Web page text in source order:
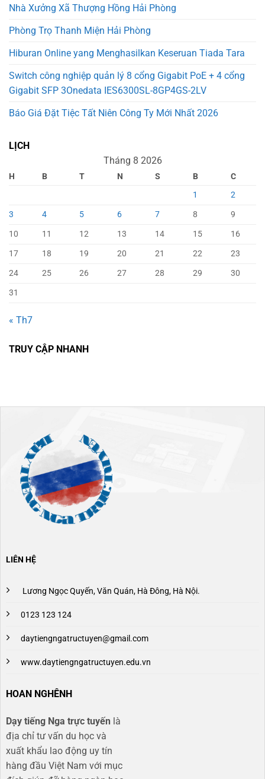
Nhà Xưởng Xã Thượng Hồng Hải Phòng
Phòng Trọ Thanh Miện Hải Phòng
Hiburan Online yang Menghasilkan Keseruan Tiada Tara
Switch công nghiệp quản lý 8 cổng Gigabit PoE + 4 cổng
Gigabit SFP 3Onedata IES6300SL-8GP4GS-2LV
Báo Giá Đặt Tiệc Tất Niên Công Ty Mới Nhất 2026
LỊCH
Tháng 8 2026
H B T N S B
C
1
2
3
4 5 6 7 8
9
10
11 12 13 14 15
16
17
18 19 20 21 22
23
24
25 26 27 28 29
30
31
« Th7
TRUY CẬP NHANH
LIÊN HỆ
Lương Ngọc Quyến, Văn Quán, Hà Đông, Hà Nội.
0123 123 124
daytiengngatructuyen@gmail.com
www.daytiengngatructuyen.edu.vn
HOAN NGHÊNH
Dạy tiếng Nga trực tuyến là
địa chỉ tư vấn du học và
xuất khẩu lao động uy tín
hàng đầu Việt Nam với mục